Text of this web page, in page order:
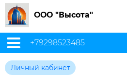
ООО "Высота"
+79298523485
Личный кабинет